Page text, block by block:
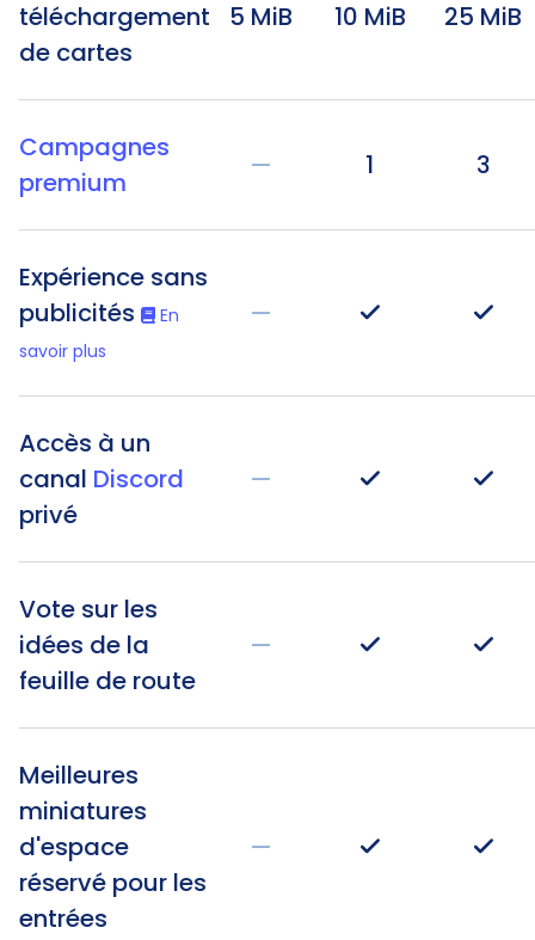
téléchargement
de cartes
5 MiB 10 MiB 25 MiB
Campagnes
premium
— 1 3
Expérience sans
publicités
En
savoir plus
—
Accès à un
canal Discord
privé
—
Vote sur les
idées de la
feuille de route
—
Meilleures
miniatures
d'espace
réservé pour les
entrées
—